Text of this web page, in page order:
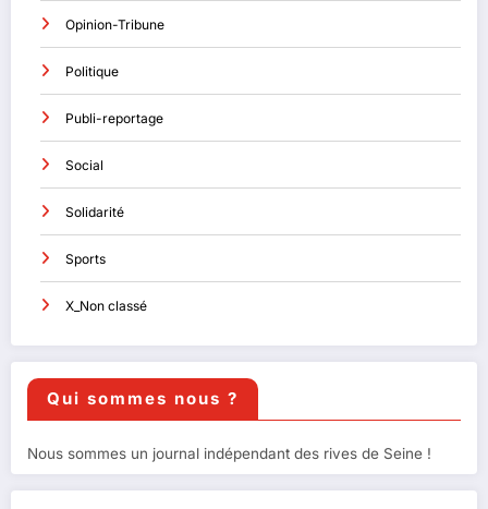
Opinion-Tribune
Politique
Publi-reportage
Social
Solidarité
Sports
X_Non classé
Qui sommes nous ?
Nous sommes un journal indépendant des rives de Seine !